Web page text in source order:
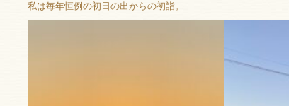
私は毎年恒例の初日の出からの初詣。